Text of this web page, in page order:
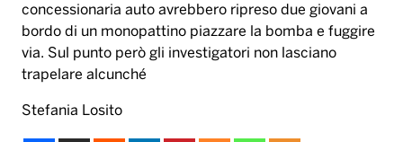
concessionaria auto avrebbero ripreso due giovani a
bordo di un monopattino piazzare la bomba e fuggire
via. Sul punto però gli investigatori non lasciano
trapelare alcunché
Stefania Losito